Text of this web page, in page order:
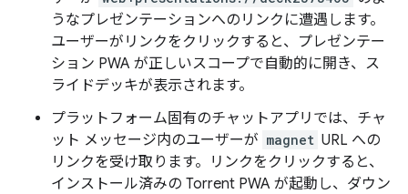
うなプレゼンテーションへのリンクに遭遇します。
ユーザーがリンクをクリックすると、プレゼンテー
ション PWA が正しいスコープで自動的に開き、ス
ライドデッキが表示されます。
プラットフォーム固有のチャットアプリでは、チャ
ット メッセージ内のユーザーが magnet URL への
リンクを受け取ります。リンクをクリックすると、
インストール済みの Torrent PWA が起動し、ダウン